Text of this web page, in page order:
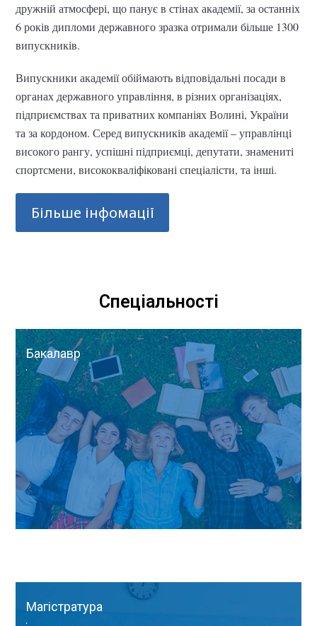
дружній атмосфері, що панує в стінах академії, за останніх
6 років дипломи державного зразка отримали більше 1300
випускників.
Випускники академії обіймають відповідальні посади в
органах державного управління, в різних організаціях,
підприємствах та приватних компаніях Волині, України
та за кордоном. Серед випускників академії – управлінці
високого рангу, успішні підприємці, депутати, знамениті
спортсмени, висококваліфіковані спеціалісти, та інші.
Більше інфомації
Спеціальності
Бакалавр
Магістратура